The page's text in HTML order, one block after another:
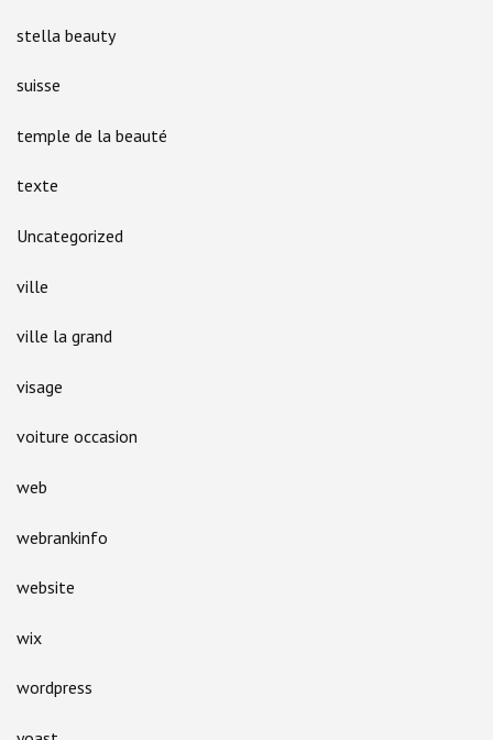
stella beauty
suisse
temple de la beauté
texte
Uncategorized
ville
ville la grand
visage
voiture occasion
web
webrankinfo
website
wix
wordpress